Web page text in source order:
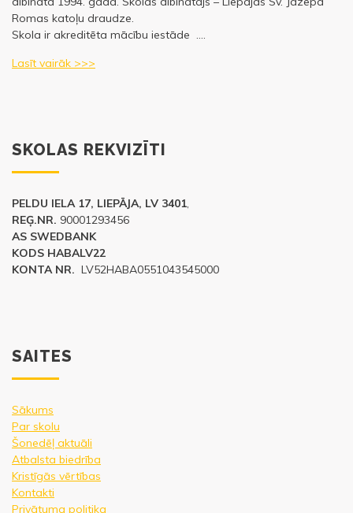
Romas katoļu draudze.
Skola ir akreditēta mācību iestāde ….
Lasīt vairāk >>>
SKOLAS REKVIZĪTI
PELDU IELA 17, LIEPĀJA, LV 3401,
REĢ.NR. 90001293456
AS SWEDBANK
KODS HABALV22
KONTA NR. LV52HABA0551043545000
SAITES
Sākums
Par skolu
Šonedēļ aktuāli
Atbalsta biedrība
Kristīgās vērtības
Kontakti
Privātuma politika